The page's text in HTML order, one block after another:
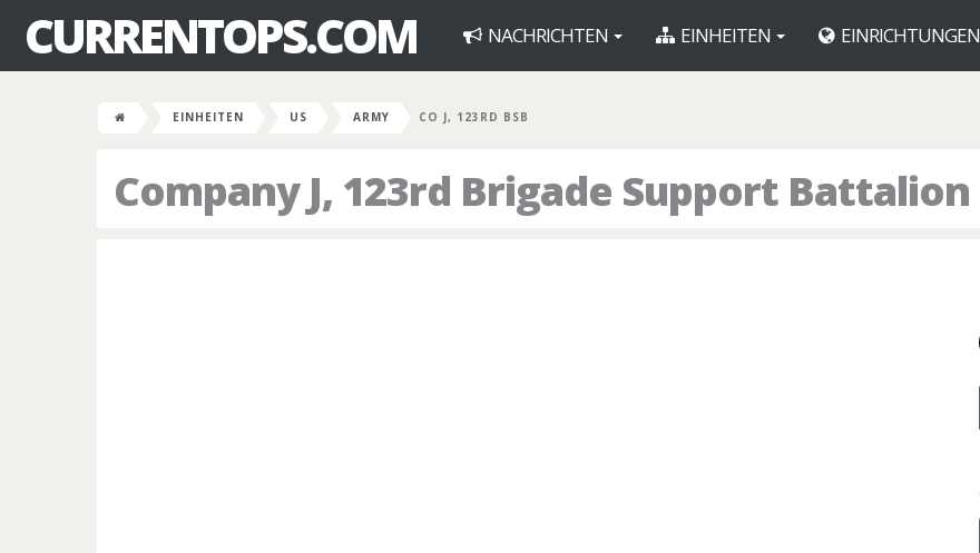
CURRENTOPS.COM NACHRICHTEN EINHEITEN EINRICHTUNGEN
EINHEITEN US ARMY CO J, 123RD BSB
Company J, 123rd Brigade Support Battalion